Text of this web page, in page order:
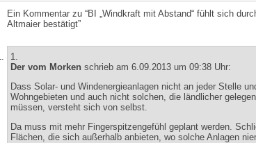
Ein Kommentar zu “BI „Windkraft mit Abstand“ fühlt sich
Altmaier bestätigt”
1.
Der vom Morken schrieb am 6.09.2013 um 09:38 Uhr:
Dass Solar- und Windenergieanlagen nicht an jeder Stelle
Wohngebieten und auch nicht solchen, die ländlicher
müssen, versteht sich von selbst.
Da muss mit mehr Fingerspitzengefühl geplant werden.
Flächen, die sich außerhalb anbieten, wo solche Anlagen